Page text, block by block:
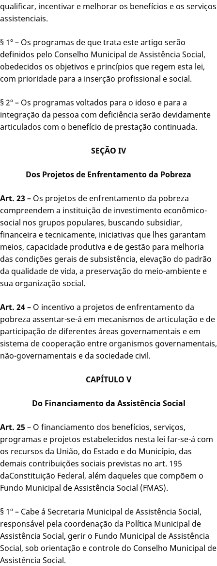
qualificar, incentivar e melhorar os benefícios e os serviços
assistenciais.
§ 1º – Os programas de que trata este artigo serão
definidos pelo Conselho Municipal de Assistência Social,
obedecidos os objetivos e princípios que regem esta lei,
com prioridade para a inserção profissional e social.
§ 2º – Os programas voltados para o idoso e para a
integração da pessoa com deficiência serão devidamente
articulados com o benefício de prestação continuada.
SEÇÃO IV
Dos Projetos de Enfrentamento da Pobreza
Art. 23 – Os projetos de enfrentamento da pobreza
compreendem a instituição de investimento econômico-
social nos grupos populares, buscando subsidiar,
financeira e tecnicamente, iniciativas que lhes garantam
meios, capacidade produtiva e de gestão para melhoria
das condições gerais de subsistência, elevação do padrão
da qualidade de vida, a preservação do meio-ambiente e
sua organização social.
Art. 24 – O incentivo a projetos de enfrentamento da
pobreza assentar-se-á em mecanismos de articulação e de
participação de diferentes áreas governamentais e em
sistema de cooperação entre organismos governamentais,
não-governamentais e da sociedade civil.
CAPÍTULO V
Do Financiamento da Assistência Social
Art. 25– O financiamento dos benefícios, serviços,
programas e projetos estabelecidos nesta lei far-se-á com
os recursos da União, do Estado e do Município, das
demais contribuições sociais previstas no art. 195
daConstituição Federal, além daqueles que compõem o
Fundo Municipal de Assistência Social (FMAS).
§ 1º – Cabe á Secretaria Municipal de Assistência Social,
responsável pela coordenação da Política Municipal de
Assistência Social, gerir o Fundo Municipal de Assistência
Social, sob orientação e controle do Conselho Municipal de
Assistência Social.